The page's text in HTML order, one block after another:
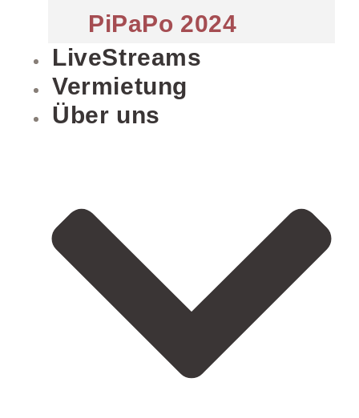
PiPaPo 2024
LiveStreams
Vermietung
Über uns